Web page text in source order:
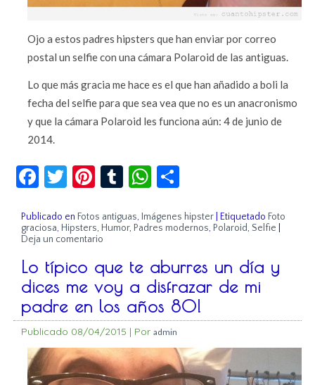
Ojo a estos padres hipsters que han enviar por correo
postal un selfie con una cámara Polaroid de las antiguas.
Lo que más gracia me hace es el que han añadido a boli la
fecha del selfie para que sea vea que no es un anacronismo
y que la cámara Polaroid les funciona aún: 4 de junio de
2014.
Facebook
Twitter
Pinterest
TumblrWhatsApp
Publicado en Fotos antiguas, Imágenes hipster Etiquetado Foto
graciosa, Hipsters, Humor, Padres modernos, Polaroid, Selfie
Deja un comentario
Lo típico que te aburres un día y
dices me voy a disfrazar de mi
padre en los años 80!
Publicado 08/04/2015 | Por admin